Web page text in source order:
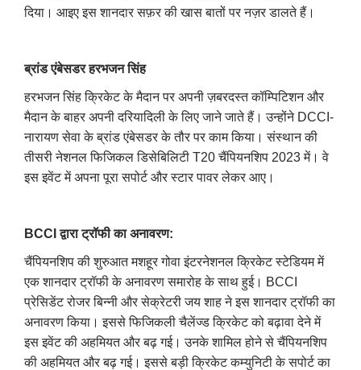
दिया। आइए इस शानदार सफ़र की खास बातों पर नज़र डालते हैं।
ब्रांड एंबेसडर हरभजन सिंह
हरभजन सिंह क्रिकेट के मैदान पर अपनी ज़बरदस्त कॉम्पिटिशन और
मैदान के बाहर अपनी दरियादिली के लिए जाने जाते हैं। उन्होंने DCCI-
नारायण सेवा के ब्रांड एंबेसडर के तौर पर काम किया। संस्थान की
तीसरी नेशनल फिजिकल डिसेबिलिटी T20 चैंपियनशिप 2023 में। वे
इस इवेंट में अपना पूरा सपोर्ट और स्टार पावर लेकर आए।
BCCI द्वारा ट्रॉफी का अनावरण:
चैंपियनशिप की शुरुआत मशहूर गोवा इंटरनेशनल क्रिकेट स्टेडियम में
एक शानदार ट्रॉफी के अनावरण समारोह के साथ हुई। BCCI
प्रेसिडेंट रोजर बिन्नी और सेक्रेटरी जय शाह ने इस शानदार ट्रॉफी का
अनावरण किया। इससे फिजिकली चैलेंज्ड क्रिकेट को बढ़ावा देने में
इस इवेंट की अहमियत और बढ़ गई। उनके शामिल होने से चैंपियनशिप
की अहमियत और बढ़ गई। इससे बड़ी क्रिकेट कम्युनिटी के सपोर्ट का